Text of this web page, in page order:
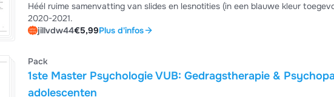
Héél ruime samenvatting van slides en lesnotities (in een blauwe kleur
2020-2021.
jillvdw44€5,99Plus d'infos
Pack
1ste Master Psychologie VUB: Gedragstherapie &
adolescenten